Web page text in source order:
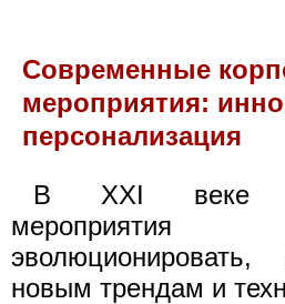
Современные
мероприятия:
персонализация
В XXI веке
мероприятия
новым трендам и